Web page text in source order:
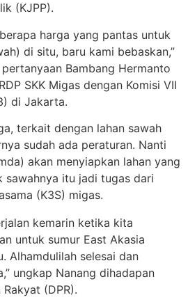
(KJPP).
harga yang pantas untuk
di situ, baru kami bebaskan,”
Bambang Hermanto
SKK Migas dengan Komisi VII
di Jakarta.
terkait dengan lahan sawah
sudah ada peraturan. Nanti
akan menyiapkan lahan yang
sawahnya itu jadi tugas dari
(K3S) migas.
kemarin ketika kita
untuk sumur East Akasia
Alhamdulilah selesai dan
ungkap Nanang dihadapan
(DPR).